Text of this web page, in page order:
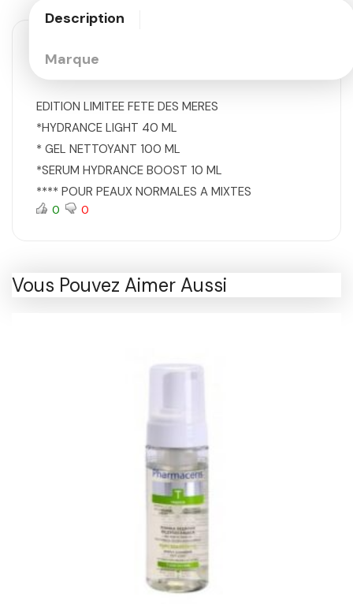
Description
Marque
EDITION LIMITEE FETE DES MERES
*HYDRANCE LIGHT 40 ML
* GEL NETTOYANT 100 ML
*SERUM HYDRANCE BOOST 10 ML
**** POUR PEAUX NORMALES A MIXTES
0 0
Vous Pouvez Aimer Aussi